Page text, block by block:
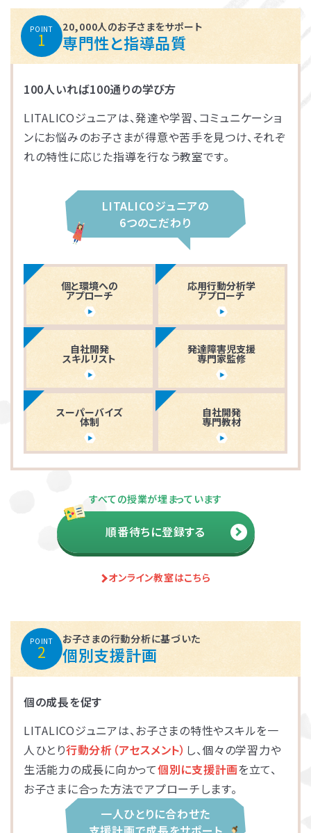
POINT
1
20,000人のお子さまをサポート
専門性と指導品質
100人いれば100通りの学び方
LITALICOジュニアは、発達や学習、コミュニケーショ
ンにお悩みのお子さまが得意や苦手を見つけ、それぞ
れの特性に応じた指導を行なう教室です。
LITALICOジュニアの
6つのこだわり
個と環境への
アプローチ
応用行動分析学
アプローチ
自社開発
スキルリスト
発達障害児支援
専門家監修
スーパーバイズ
体制
自社開発
専門教材
すべての授業が埋まっています
順番待ちに登録する
オンライン教室はこちら
POINT
2
お子さまの行動分析に基づいた
個別支援計画
個の成長を促す
LITALICOジュニアは、お子さまの特性やスキルを一
人ひとり行動分析（アセスメント） し、個々の学習力や
生活能力の成長に向かって個別に支援計画を立て、
お子さまに合った方法でアプローチします。
一人ひとりに合わせた